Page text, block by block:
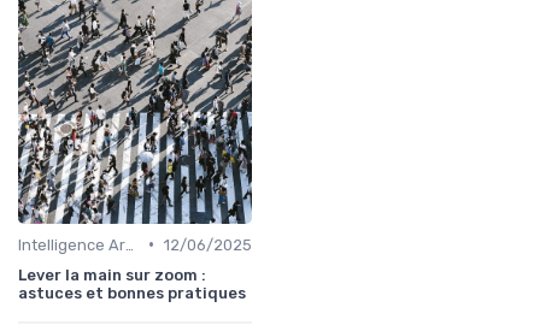
• 12/06/2025
Lever la main sur zoom :
astuces et bonnes pratiques